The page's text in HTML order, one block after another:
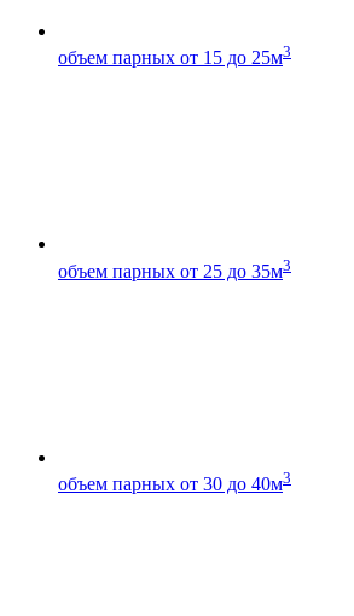
объем парных от 15 до 25м3
объем парных от 25 до 35м3
объем парных от 30 до 40м3